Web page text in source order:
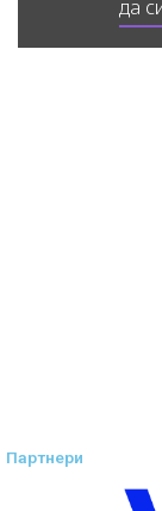
да
Партнери